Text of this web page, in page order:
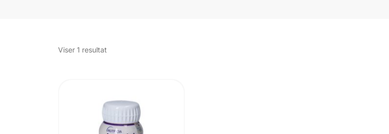
Viser 1 resultat